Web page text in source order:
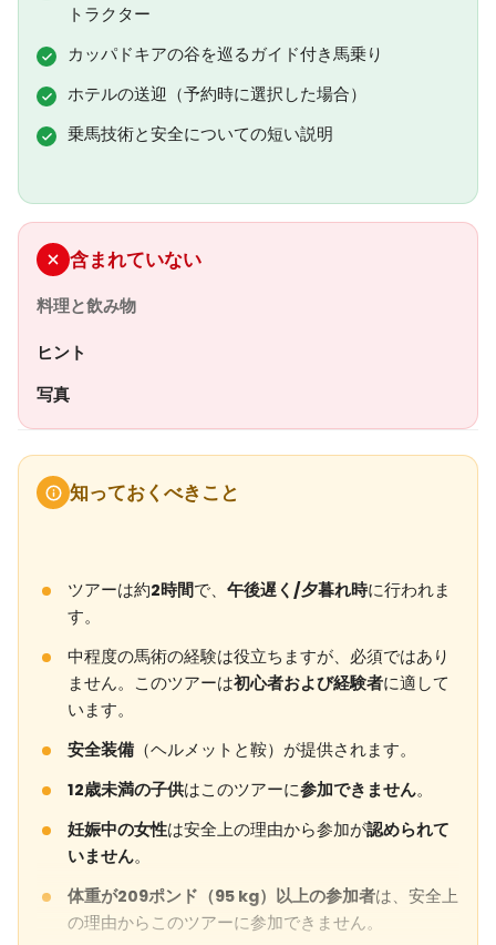
トラクター
カッパドキアの谷を巡るガイド付き馬乗り
ホテルの送迎（予約時に選択した場合）
乗馬技術と安全についての短い説明
含まれていない
料理と飲み物
ヒント
写真
知っておくべきこと
ツアーは約2時間で、 午後遅く/夕暮れ時に行われま
す。
中程度の馬術の経験は役立ちますが、必須ではあり
ません。このツアーは初心者および経験者に適して
います。
安全装備 （ヘルメットと鞍）が提供されます。
12歳未満の子供はこのツアーに参加できません。
妊娠中の女性は安全上の理由から参加が認められて
いません。
体重が209ポンド（95 kg）以上の参加者は、安全上
の理由からこのツアーに参加できません。